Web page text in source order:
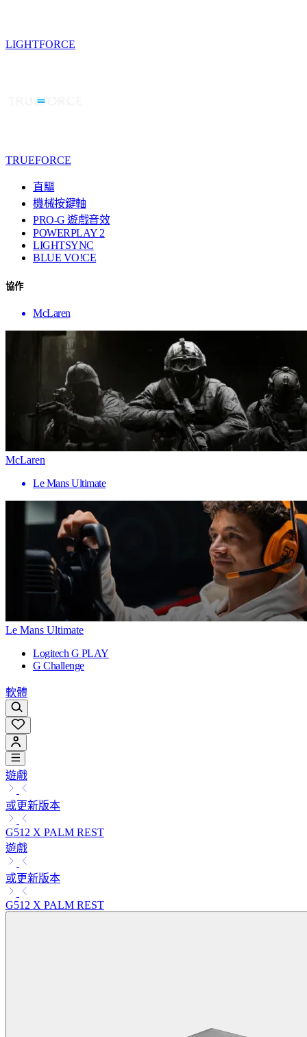
LIGHTFORCE
TRUEFORCE
直驅
機械按鍵軸
PRO-G 遊戲音效
POWERPLAY 2
LIGHTSYNC
BLUE VO!CE
協作
McLaren
McLaren
Le Mans Ultimate
Le Mans Ultimate
Logitech G PLAY
G Challenge
軟體
遊戲
或更新版本
G512 X PALM REST
遊戲
或更新版本
G512 X PALM REST